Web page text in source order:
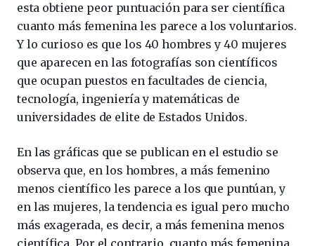
esta obtiene peor puntuación para ser científica
cuanto más femenina les parece a los voluntarios.
Y lo curioso es que los 40 hombres y 40 mujeres
que aparecen en las fotografías son científicos
que ocupan puestos en facultades de ciencia,
tecnología, ingeniería y matemáticas de
universidades de elite de Estados Unidos.
En las gráficas que se publican en el estudio se
observa que, en los hombres, a más femenino
menos científico les parece a los que puntúan, y
en las mujeres, la tendencia es igual pero mucho
más exagerada, es decir, a más femenina menos